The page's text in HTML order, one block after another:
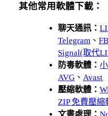
其他常用軟體下載：
聊天通訊：
Telegram 、
Signal(取代
防毒軟體：
AVG 、 Avast
壓縮軟體：
ZIP 免費壓縮
文書處理：